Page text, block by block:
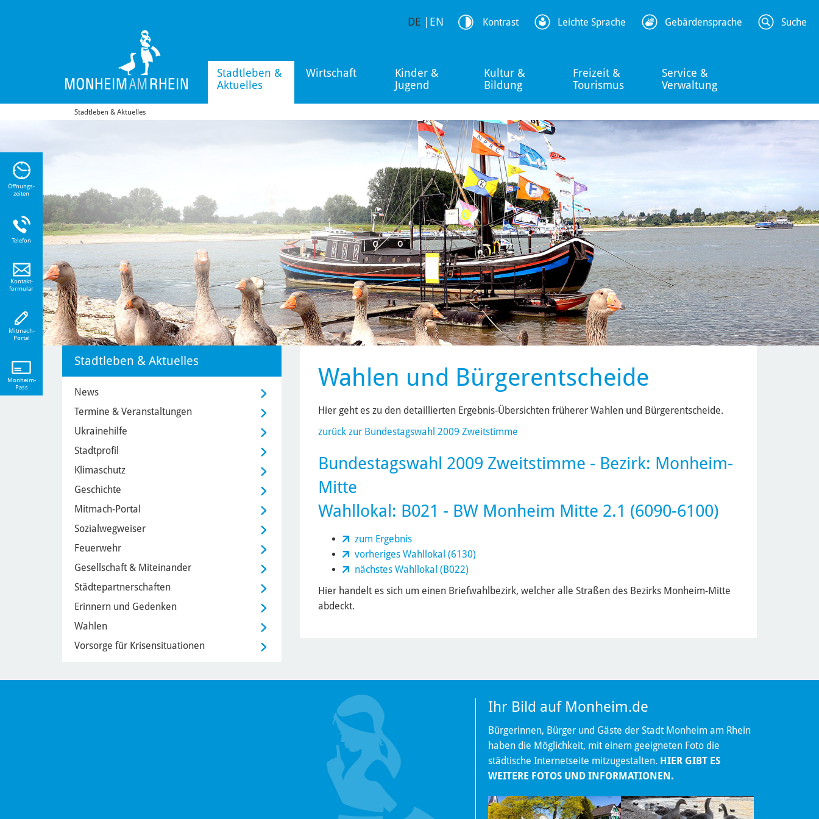
Stadtleben &
Aktuelles
Wirtschaft
Kinder &
Jugend
Kultur &
Bildung
Freizeit &
Tourismus
Service &
Verwaltung
DE EN Kontrast Leichte Sprache Gebärdensprache Suche
Stadtleben & Aktuelles
Wahlen und Bürgerentscheide
Hier geht es zu den detaillierten Ergebnis-Übersichten früherer Wahlen und Bürgerentscheide.
zurück zur Bundestagswahl 2009 Zweitstimme
Bundestagswahl 2009 Zweitstimme - Bezirk: Monheim-
Mitte
Wahllokal: B021 - BW Monheim Mitte 2.1 (6090-6100)
zum Ergebnis
vorheriges Wahllokal (6130)
nächstes Wahllokal (B022)
Hier handelt es sich um einen Briefwahlbezirk, welcher alle Straßen des Bezirks Monheim-Mitte
abdeckt.
Stadtleben & Aktuelles
News
Termine & Veranstaltungen
Ukrainehilfe
Stadtprofil
Klimaschutz
Geschichte
Mitmach-Portal
Sozialwegweiser
Feuerwehr
Gesellschaft & Miteinander
Städtepartnerschaften
Erinnern und Gedenken
Wahlen
Vorsorge für Krisensituationen
Ihr Bild auf Monheim.de
Bürgerinnen, Bürger und Gäste der Stadt Monheim am Rhein
haben die Möglichkeit, mit einem geeigneten Foto die
städtische Internetseite mitzugestalten. HIER GIBT ES
WEITERE FOTOS UND INFORMATIONEN.
Öffnungs-
zeiten
Telefon
Kontakt-
formular
Mitmach-
Portal
Monheim-
Pass
Sie
zu